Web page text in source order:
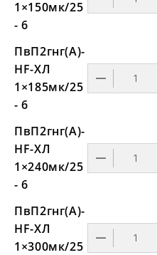
1×150мк/25
- 6
ПвП2гнг(А)-
HF-ХЛ
1×185мк/25
- 6
ПвП2гнг(А)-
HF-ХЛ
1×240мк/25
- 6
ПвП2гнг(А)-
HF-ХЛ
1×300мк/25